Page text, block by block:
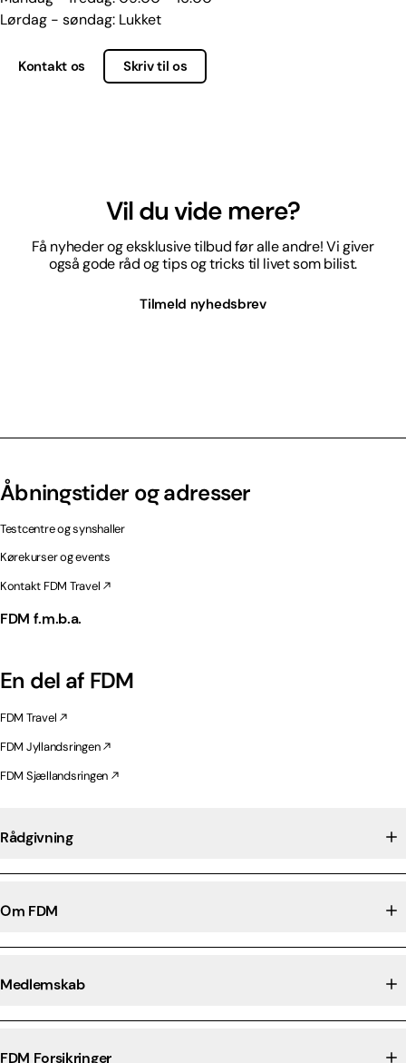
Lørdag - søndag: Lukket
Kontakt os Skriv til os
Vil du vide mere?
Få nyheder og eksklusive tilbud før alle andre! Vi giver
også gode råd og tips og tricks til livet som bilist.
Tilmeld nyhedsbrev
Åbningstider og adresser
Testcentre og synshaller
Kørekurser og events
Kontakt FDM Travel
FDM f.m.b.a.
En del af FDM
FDM Travel
FDM Jyllandsringen
FDM Sjællandsringen
Rådgivning
Om FDM
Medlemskab
FDM Forsikringer